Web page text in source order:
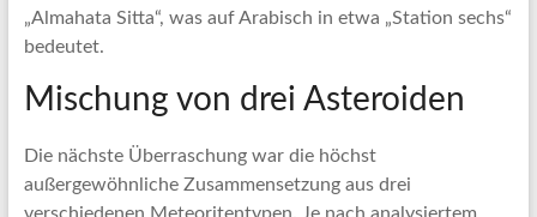
„Almahata Sitta“, was auf Arabisch in etwa „Station sechs“
bedeutet.
Mischung von drei Asteroiden
Die nächste Überraschung war die höchst
außergewöhnliche Zusammensetzung aus drei